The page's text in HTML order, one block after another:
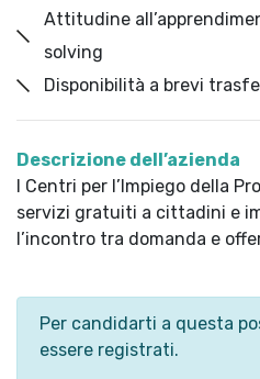
Attitudine
solving
Disponibilità a brevi
Descrizione dell’azienda
I Centri per l’Impiego della
servizi gratuiti a cittadini e
l’incontro tra domanda e
Per candidarti a questa
essere registrati.